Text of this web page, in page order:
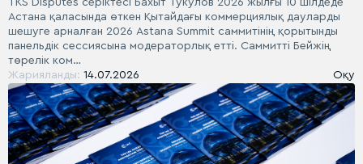
TKS Disputes серіктесі Бахыт Тукулов 2026 жылғы 10 шілдеде
Астана қаласында өткен Қытайдағы коммерциялық дауларды
шешуге арналған 2026 Astana Summit саммитінің қорытынды
панельдік сессиясына модераторлық етті. Саммитті Бейжің
төрелік ком…
Жарияланды: 14.07.2026 Оқу